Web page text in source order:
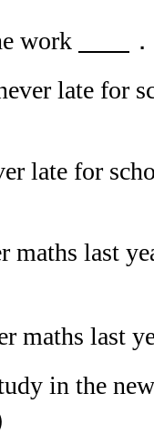
work
．
late for
late for
maths last
maths last
in the